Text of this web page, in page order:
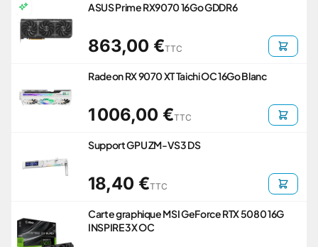
ASUS Prime RX9070 16Go GDDR6
863,00 €TTC
Radeon RX 9070 XT Taichi OC 16Go Blanc
1 006,00 €TTC
Support GPU ZM-VS3 DS
18,40 €TTC
Carte graphique MSI GeForce RTX 5080 16G
INSPIRE 3X OC